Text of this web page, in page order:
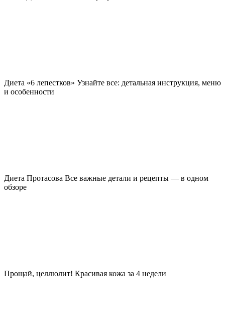
Диета «6 лепестков» Узнайте все: детальная инструкция, меню
и особенности
Диета Протасова Все важные детали и рецепты — в одном
обзоре
Прощай, целлюлит! Красивая кожа за 4 недели